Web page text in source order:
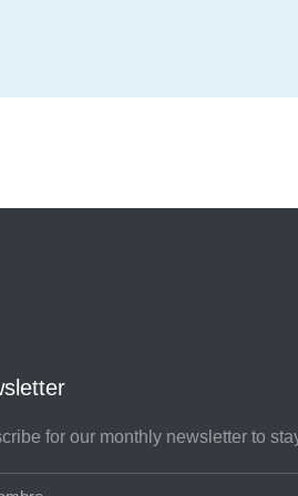
for our monthly newsletter to